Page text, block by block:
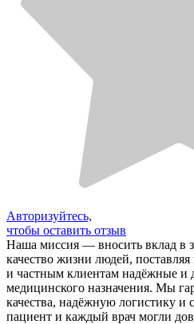
Авторизуйтесь,
чтобы оставить отзыв
Наша миссия — вносить вклад в
качество жизни людей,
и частным клиентам надёжные и
медицинского назначения. Мы
качества, надёжную логистику и
пациент и каждый врач могли